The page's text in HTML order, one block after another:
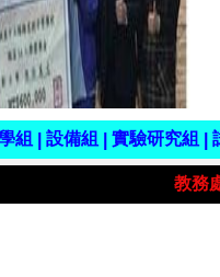
組 設備組 實驗研究組
教務